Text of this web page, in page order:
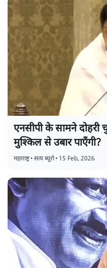
एनसीपी के सामने दोहरी
मुश्किल से उबार पाएँगी?
महाराष्ट्र•सत्य ब्यूरो• 15 Feb, 2026